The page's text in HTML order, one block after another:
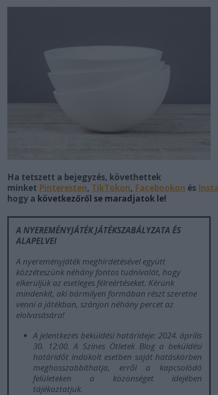
Ha tetszett a bejegyzés, követhettek
minket Pinteresten, TikTokon, Facebookon és
hogy a következőről se maradjatok le!
A NYEREMÉNYJÁTÉK JÁTÉKSZABÁLYZATA ÉS
ALAPELVEI
A nyereményjáték meghirdetésével együtt
közzéteszünk néhány fontos tudnivalót, hogy
elkerüljük az esetleges félreértéseket. Kérünk
mindenkit, aki bármilyen formában részt szeretne
venni a játékban, szánjon néhány percet az
elolvasására!
A jelentkezés beküldési határideje: 2024. április
30. 12:00. A Színes Ötletek Blog a beküldési
határidőt indokolt esetben saját hatáskörben
meghosszabbíthatja, erről a kapcsolódó
felületeken a közönséget idejében
tájékoztatjuk.